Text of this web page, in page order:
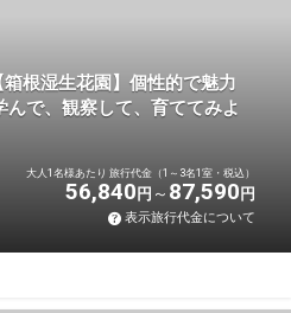
根湿生花園】個性的で魅力
で、観察して、育ててみよ
大人1名様あたり 旅行代金（1～3名1室・税込）
56,840 円 87,590 円
表示旅行代金について